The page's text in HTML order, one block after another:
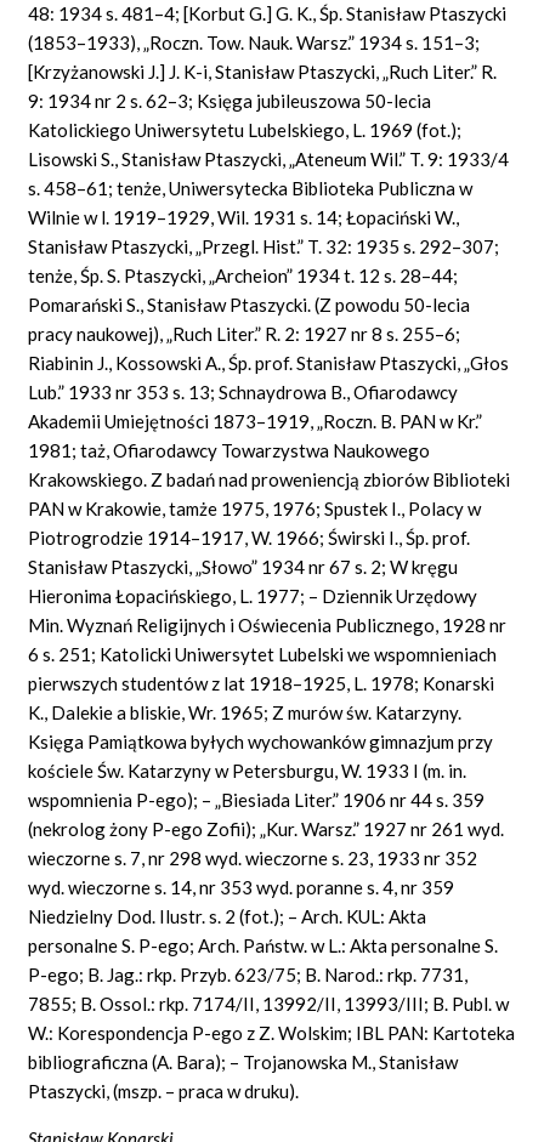
48: 1934 s. 481–4; [Korbut G.] G. K., Śp.Stanisław Ptaszycki
(1853–1933), „Roczn. Tow. Nauk. Warsz.” 1934 s. 151–3;
[Krzyżanowski J.] J. K-i, Stanisław Ptaszycki, „Ruch Liter.” R.
9: 1934 nr 2 s. 62–3; Księga jubileuszowa 50-lecia
Katolickiego Uniwersytetu Lubelskiego, L. 1969 (fot.);
Lisowski S., Stanisław Ptaszycki, „Ateneum Wil.” T. 9: 1933/4
s. 458–61; tenże, Uniwersytecka Biblioteka Publiczna w
Wilnie w l. 1919–1929, Wil. 1931 s. 14; Łopaciński W.,
Stanisław Ptaszycki, „Przegl. Hist.” T. 32: 1935 s. 292–307;
tenże, Śp. S. Ptaszycki, „Archeion” 1934 t. 12 s. 28–44;
Pomarański S., Stanisław Ptaszycki. (Z powodu 50-lecia
pracy naukowej), „Ruch Liter.” R. 2: 1927 nr 8 s. 255–6;
Riabinin J., Kossowski A., Śp. prof. Stanisław Ptaszycki, „Głos
Lub.” 1933 nr 353 s. 13; Schnaydrowa B., Ofiarodawcy
Akademii Umiejętności 1873–1919, „Roczn. B. PAN w Kr.”
1981; taż, Ofiarodawcy Towarzystwa Naukowego
Krakowskiego. Z badań nad proweniencją zbiorów Biblioteki
PAN w Krakowie, tamże 1975, 1976; Spustek I., Polacy w
Piotrogrodzie 1914–1917, W. 1966; Świrski I., Śp. prof.
Stanisław Ptaszycki, „Słowo” 1934 nr 67 s. 2; W kręgu
Hieronima Łopacińskiego, L. 1977; – Dziennik Urzędowy
Min. Wyznań Religijnych i Oświecenia Publicznego, 1928 nr
6 s. 251; Katolicki Uniwersytet Lubelski we wspomnieniach
pierwszych studentów z lat 1918–1925, L. 1978; Konarski
K., Dalekie a bliskie, Wr. 1965; Z murów św. Katarzyny.
Księga Pamiątkowa byłych wychowanków gimnazjum przy
kościele Św. Katarzyny w Petersburgu, W. 1933 I (m. in.
wspomnienia P-ego); – „Biesiada Liter.” 1906 nr 44 s. 359
(nekrolog żony P-ego Zofii); „Kur. Warsz.” 1927 nr 261 wyd.
wieczorne s. 7, nr 298 wyd. wieczorne s. 23, 1933 nr 352
wyd. wieczorne s. 14, nr 353 wyd. poranne s. 4, nr 359
Niedzielny Dod. Ilustr. s. 2 (fot.); – Arch. KUL: Akta
personalne S. P-ego; Arch. Państw. w L.: Akta personalne S.
P-ego; B. Jag.: rkp. Przyb. 623/75; B. Narod.: rkp. 7731,
7855; B. Ossol.: rkp. 7174/II, 13992/II, 13993/III; B. Publ. w
W.: Korespondencja P-ego z Z. Wolskim; IBL PAN: Kartoteka
bibliograficzna (A. Bara); – Trojanowska M., Stanisław
Ptaszycki, (mszp. – praca w druku).